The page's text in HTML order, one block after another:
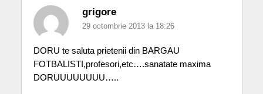
grigore
29 octombrie 2013 la 18:26
DORU te saluta prietenii din BARGAU
FOTBALISTI,profesori,etc….sanatate maxima
DORUUUUUUUU…..